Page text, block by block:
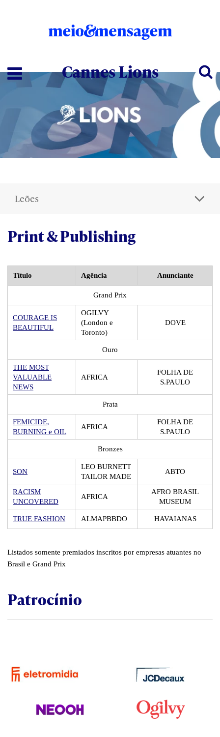
Cannes Lions
Leões
Print & Publishing
Título Agência Anunciante
Grand Prix
COURAGE IS
BEAUTIFUL
OGILVY
(London e
Toronto)
DOVE
Ouro
THE MOST
VALUABLE
NEWS
AFRICA
FOLHA DE
S.PAULO
Prata
FEMICIDE,
BURNING e OIL
AFRICA
FOLHA DE
S.PAULO
Bronzes
SON
LEO BURNETT
TAILOR MADE
ABTO
RACISM
UNCOVERED
AFRICA
AFRO BRASIL
MUSEUM
TRUE FASHION ALMAPBBDO HAVAIANAS
Listados somente premiados inscritos por empresas atuantes no
Brasil e Grand Prix
Patrocínio